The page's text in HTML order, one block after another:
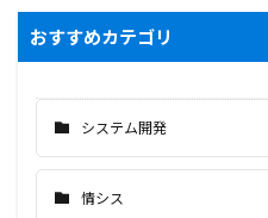
おすすめカテゴリ
システム開発
情シス